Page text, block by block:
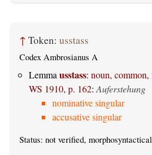
↑ Token: usstass
Codex Ambrosianus A
Lemma usstass: noun, common,
WS 1910, p. 162: Auferstehung
nominative singular
accusative singular
Status: not verified,